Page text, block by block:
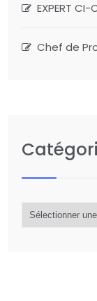
EXPERT
Chef de
d’articles